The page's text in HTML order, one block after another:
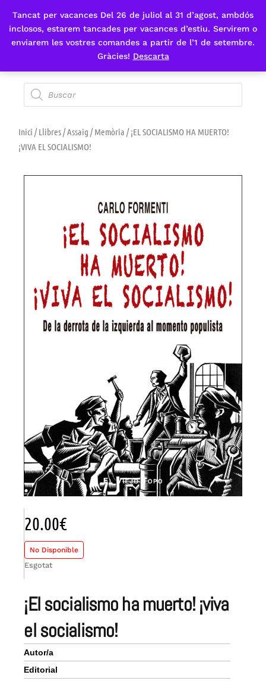
Tancat per vacances Del 26 de juliol al 31 d’agost, ambdós
inclosos, estarem tancades per vacances d’estiu. Servirem o
enviarem les vostres comandes a partir de l’1 de setembre.
Gràcies! Descarta
Fes-te'n sòcia
Inici /Llibres/Assaig /Memòria / ¡EL SOCIALISMO HA MUERTO!
¡VIVA EL SOCIALISMO!
¡el socialismo ha muerto! ¡viva
el socialismo!
Autor/a
Editorial
20.00€
No Disponible
Esgotat